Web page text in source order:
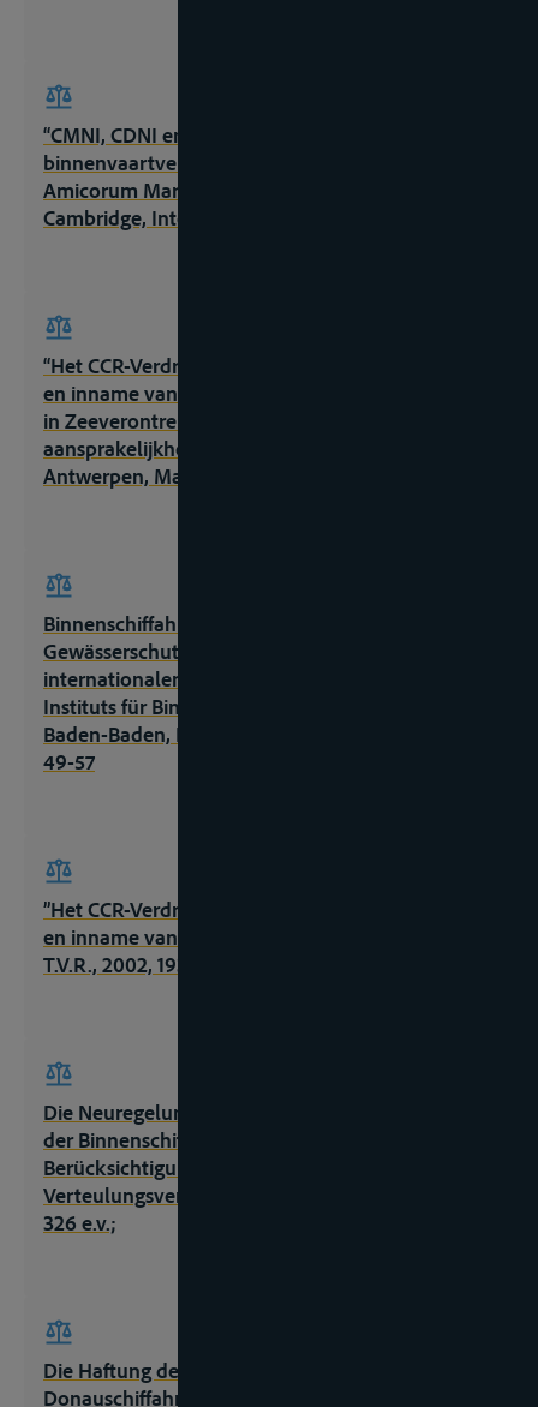
“CMNI, CDNI en het vernieuwde Belgische
binnenvaartvervoerrecht” in Free on board. Liber
Amicorum Marc A Huybrechts, Antwerpen-
Cambridge, Intersentia, 2011, 141-165;
“Het CCR-Verdrag inzake de verzameling, afgifte
en inname van afval in de Rijn- en binnenvaart”,
in Zeeverontreiniging. Preventie, bestrijding en
aansprakelijkheid, Antwerpse Zeerechtdagen,
Antwerpen, Maklu, 2004, 251-267;
Binnenschiffahrt, Umweltrecht und
Gewässerschutz im nationalen und
internationalen Kontext, Schriftenreihe des
Instituts für Binnenschiffahrtsrecht, Band I,
Baden-Baden, Nomos Verlagsgesellschaft, 1999,
49-57
”Het CCR-Verdrag inzake de verzameling, afgifte
en inname van afval in de Rijn- en binnenvaart”,
T.V.R., 2002, 193-199
Die Neuregelung der Haftungsbeschränkung in
der Binnenschiffahrt – unter besonderer
Berücksichtigung des gerichtlichen
Verteulungsverfahrens, thesis, Duisburg, 1984,
326 e.v.;
Die Haftung des Frachtführers in die
Donauschiffahrt, Duisburg, Binnenschiffahrts-